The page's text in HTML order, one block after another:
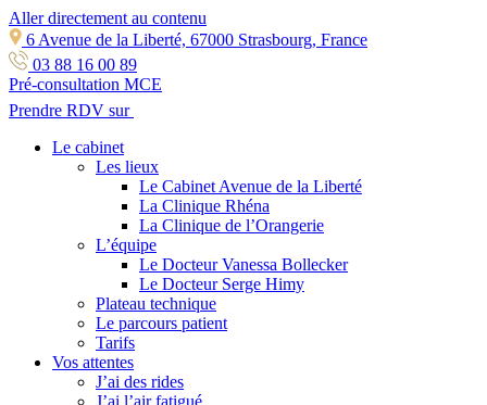
Aller directement au contenu
6 Avenue de la Liberté, 67000 Strasbourg, France
03 88 16 00 89
Pré-consultation MCE
Prendre RDV sur
Le cabinet
Les lieux
Le Cabinet Avenue de la Liberté
La Clinique Rhéna
La Clinique de l’Orangerie
L’équipe
Le Docteur Vanessa Bollecker
Le Docteur Serge Himy
Plateau technique
Le parcours patient
Tarifs
Vos attentes
J’ai des rides
J’ai l’air fatigué